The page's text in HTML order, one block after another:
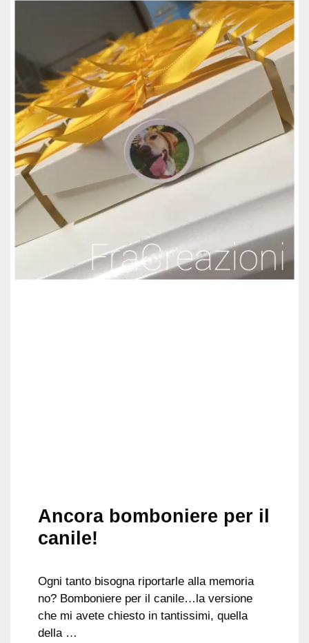
Ancora bomboniere per il
canile!
Ogni tanto bisogna riportarle alla memoria
no? Bomboniere per il canile…la versione
che mi avete chiesto in tantissimi, quella
della …